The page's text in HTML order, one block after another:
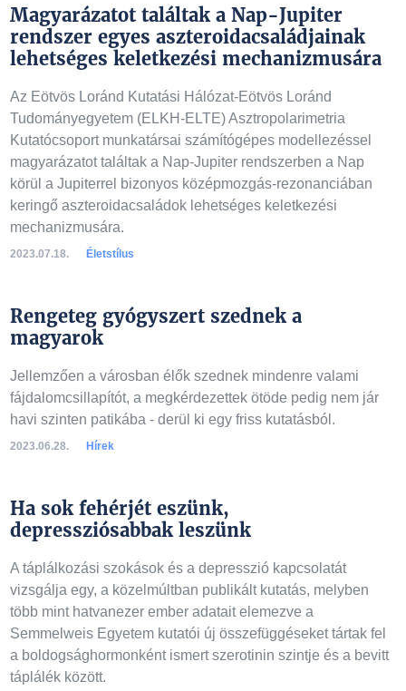
Magyarázatot találtak a Nap-Jupiter
rendszer egyes aszteroidacsaládjainak
lehetséges keletkezési mechanizmusára
Az Eötvös Loránd Kutatási Hálózat-Eötvös Loránd
Tudományegyetem (ELKH-ELTE) Asztropolarimetria
Kutatócsoport munkatársai számítógépes modellezéssel
magyarázatot találtak a Nap-Jupiter rendszerben a Nap
körül a Jupiterrel bizonyos középmozgás-rezonanciában
keringő aszteroidacsaládok lehetséges keletkezési
mechanizmusára.
2023.07.18. Életstílus
Rengeteg gyógyszert szednek a
magyarok
Jellemzően a városban élők szednek mindenre valami
fájdalomcsillapítót, a megkérdezettek ötöde pedig nem jár
havi szinten patikába - derül ki egy friss kutatásból.
2023.06.28. Hírek
Ha sok fehérjét eszünk,
depressziósabbak leszünk
A táplálkozási szokások és a depresszió kapcsolatát
vizsgálja egy, a közelmúltban publikált kutatás, melyben
több mint hatvanezer ember adatait elemezve a
Semmelweis Egyetem kutatói új összefüggéseket tártak fel
a boldogsághormonként ismert szerotinin szintje és a bevitt
táplálék között.